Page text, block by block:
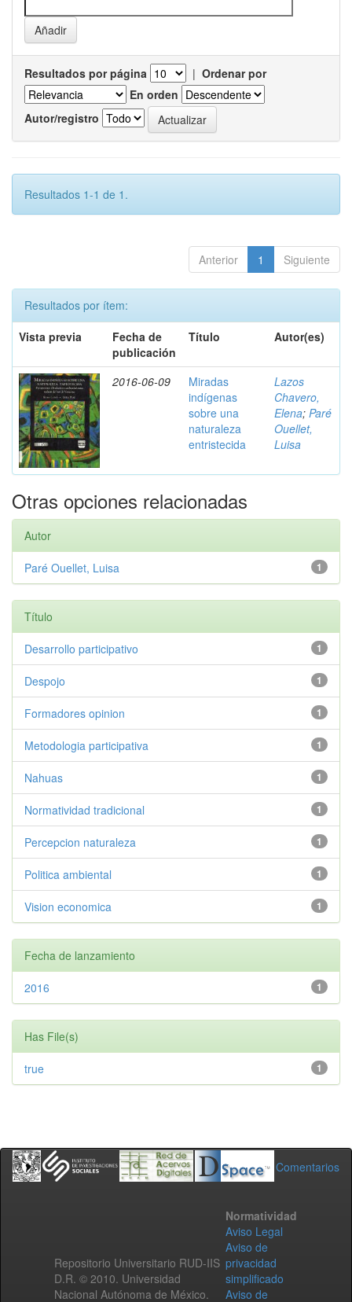
Resultados por página | Ordenar por
En orden
Autor/registro
Resultados 1-1 de 1.
Anterior 1 Siguiente
Resultados por ítem:
Vista previa
Fecha de
publicación
Título Autor(es)
2016-06-09
Miradas
indígenas
sobre una
naturaleza
entristecida
Lazos
Chavero,
Elena; Paré
Ouellet,
Luisa
Otras opciones relacionadas
Autor
1
Paré Ouellet, Luisa
Título
1
Desarrollo participativo
1
Despojo
1
Formadores opinion
1
Metodologia participativa
1
Nahuas
1
Normatividad tradicional
1
Percepcion naturaleza
1
Politica ambiental
1
Vision economica
Fecha de lanzamiento
1
2016
Has File(s)
1
true
Comentarios
Repositorio Universitario RUD-IIS
D.R. © 2010. Universidad
Nacional Autónoma de México.
Normatividad
Aviso Legal
Aviso de
privacidad
simplificado
Aviso de